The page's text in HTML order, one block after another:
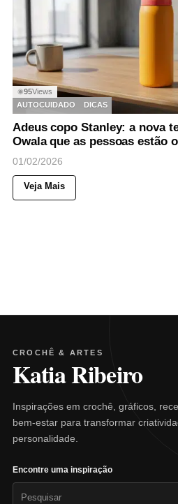
◉95Views
AUTOCUIDADO
DICAS
Adeus copo Stanley: a nova
Owala que as pessoas estão
01/02/2026
Veja Mais
CROCHÊ & ARTES
Katia Ribeiro
Inspirações em crochê, gráficos,
bem-estar para transformar
personalidade.
Encontre uma inspiração